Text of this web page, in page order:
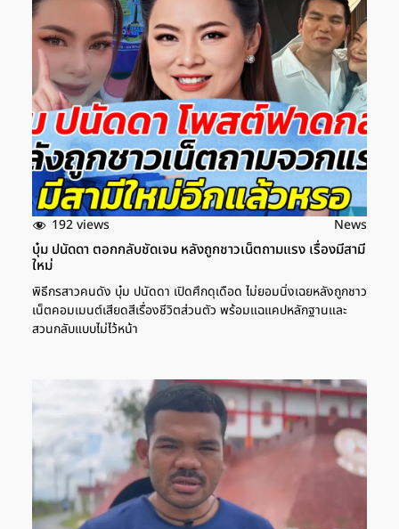
192 views News
บุ๋ม ปนัดดา ตอกกลับชัดเจน หลังถูกชาวเน็ตถามแรง เรื่องมีสามี
ใหม่
พิธีกรสาวคนดัง บุ๋ม ปนัดดา เปิดศึกดุเดือด ไม่ยอมนิ่งเฉยหลังถูกชาว
เน็ตคอมเมนต์เสียดสีเรื่องชีวิตส่วนตัว พร้อมแฉแคปหลักฐานและ
สวนกลับแบบไม่ไว้หน้า